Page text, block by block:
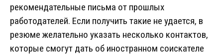
рекомендательные письма от прошлых
работодателей. Если получить такие не удается, в
резюме желательно указать несколько контактов,
которые смогут дать об иностранном соискателе